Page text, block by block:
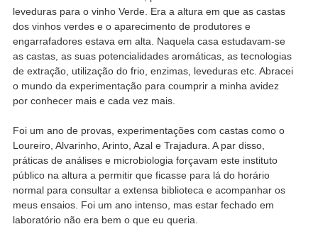
leveduras para o vinho Verde. Era a altura em que as castas
dos vinhos verdes e o aparecimento de produtores e
engarrafadores estava em alta. Naquela casa estudavam-se
as castas, as suas potencialidades aromáticas, as tecnologias
de extração, utilização do frio, enzimas, leveduras etc. Abracei
o mundo da experimentação para coumprir a minha avidez
por conhecer mais e cada vez mais.
Foi um ano de provas, experimentações com castas como o
Loureiro, Alvarinho, Arinto, Azal e Trajadura. A par disso,
práticas de análises e microbiologia forçavam este instituto
público na altura a permitir que ficasse para lá do horário
normal para consultar a extensa biblioteca e acompanhar os
meus ensaios. Foi um ano intenso, mas estar fechado em
laboratório não era bem o que eu queria.